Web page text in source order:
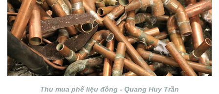
Thu mua phế liệu đồng - Quang Huy Trần